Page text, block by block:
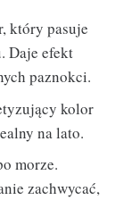
który pasuje
Daje efekt
paznokci.
kolor
na lato.
morze.
zachwycać,